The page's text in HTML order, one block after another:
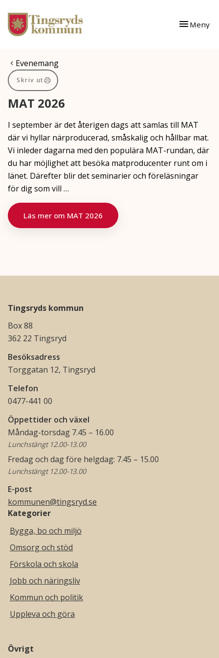
Gå till innehåll
Gå till huvudmeny
Meny
Du är här:
Evenemang
Skriv ut
MAT 2026
I september är det återigen dags att samlas till MAT
där vi hyllar närproducerad, småskalig och hållbar mat.
Vi inleder dagarna med den populära MAT-rundan, där
du har möjlighet att besöka matproducenter runt om i
länet. Därefter blir det seminarier och föreläsningar
för dig som vill …
Läs mer om MAT 2026
Tingsryds kommun
Box 88
362 22 Tingsryd
Besöksadress
Torggatan 12, Tingsryd
Telefon
0477-441 00
Öppettider och växel
Måndag-torsdag 7.45 – 16.00
Lunchstängt 12.00-13.00
Fredag och dag före helgdag: 7.45 – 15.00
Lunchstängt 12.00-13.00
E-post
kommunen@tingsryd.se
Kategorier
Bygga, bo och miljö
Omsorg och stöd
Förskola och skola
Jobb och näringsliv
Kommun och politik
Uppleva och göra
Övrigt